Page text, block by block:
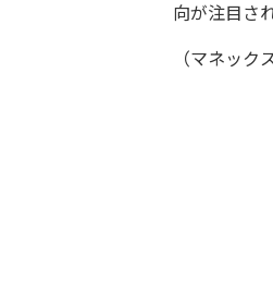
向が注目さ
（マネッ